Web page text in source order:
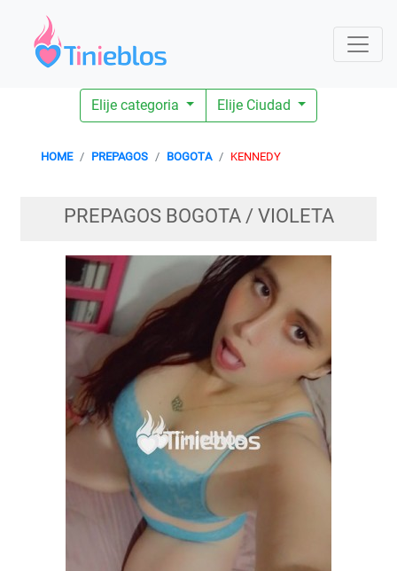
Elije categoria Elije Ciudad
HOME PREPAGOS BOGOTA KENNEDY
PREPAGOS BOGOTA / VIOLETA